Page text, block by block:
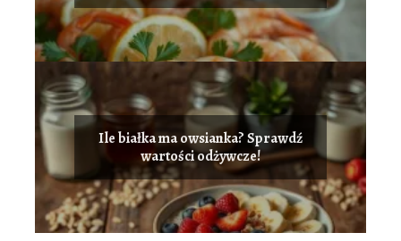
Ile białka ma owsianka? Sprawdź
wartości odżywcze!